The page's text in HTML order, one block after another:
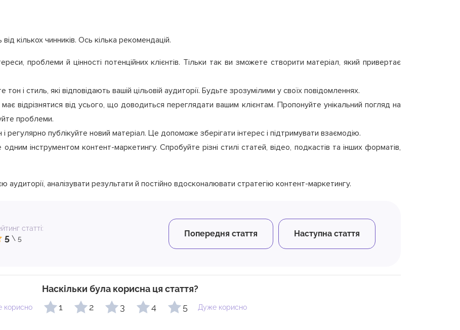
кількох чинників. Ось кілька рекомендацій.
проблеми й цінності потенційних клієнтів. Тільки так ви зможете створити матеріал, який привертає
і стиль, які відповідають вашій цільовій аудиторії. Будьте зрозумілими у своїх повідомленнях.
відрізнятися від усього, що доводиться переглядати вашим клієнтам. Пропонуйте унікальний погляд на
проблеми.
регулярно публікуйте новий матеріал. Це допоможе зберігати інтерес і підтримувати взаємодію.
інструментом контент-маркетингу. Спробуйте різні стилі статей, відео, подкастів та інших форматів,
аудиторії, аналізувати результати й постійно вдосконалювати стратегію контент-маркетингу.
статті:
5 \ 5 Попередня стаття Наступна стаття
Наскільки була корисна ця стаття?
корисно 1 2 3 4 5 Дуже корисно